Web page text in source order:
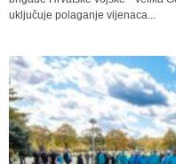
uključuje polaganje vijenaca...